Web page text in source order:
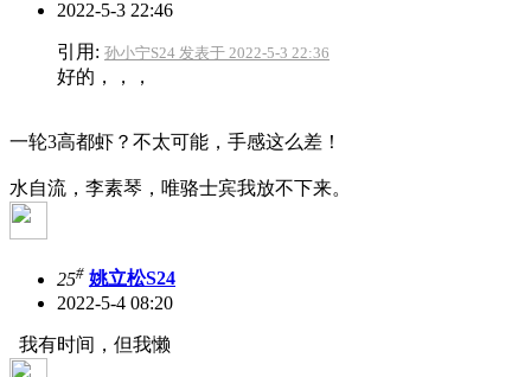
2022-5-3 22:46
引用: 孙小宁S24 发表于 2022-5-3 22:36
好的，，，
一轮3高都虾？不太可能，手感这么差！
水自流，李素琴，唯骆士宾我放不下来。
25# 姚立松S24
2022-5-4 08:20
我有时间，但我懒